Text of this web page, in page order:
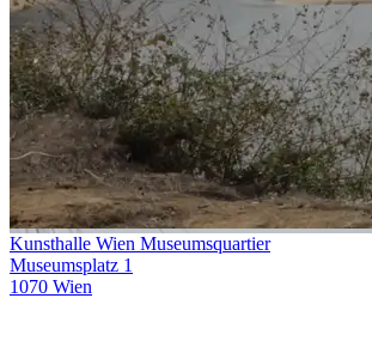
Kunsthalle Wien Museumsquartier
Museumsplatz 1
1070 Wien